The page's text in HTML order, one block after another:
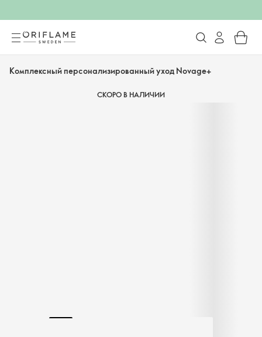
Комплексный персонализированный уход Novage+
СКОРО В НАЛИЧИИ